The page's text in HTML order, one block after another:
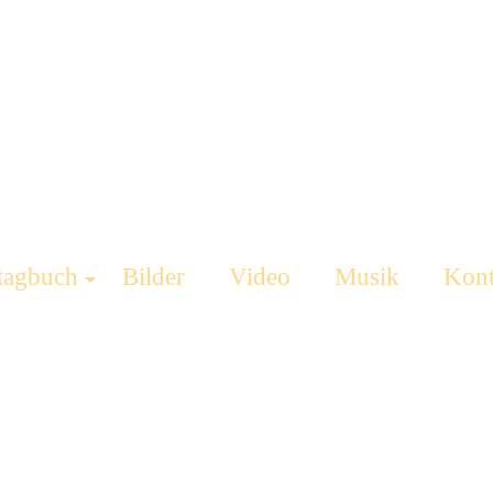
Bilder Video Musik